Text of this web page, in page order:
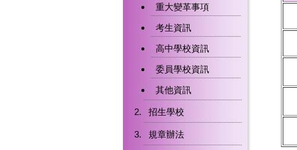
重大變革事項
考生資訊
高中學校資訊
委員學校資訊
其他資訊
招生學校
規章辦法